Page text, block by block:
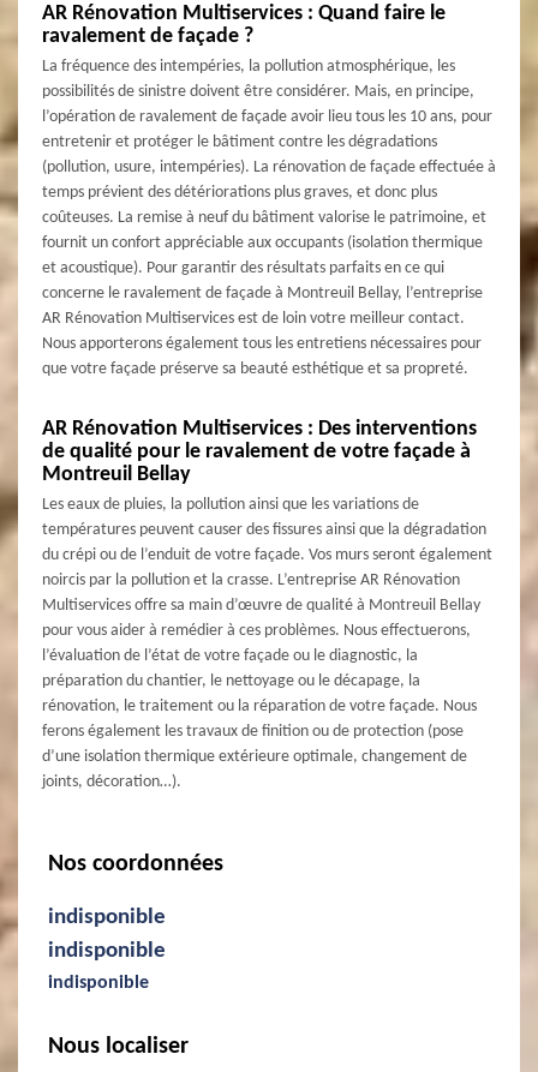
AR Rénovation Multiservices : Quand faire le
ravalement de façade ?
La fréquence des intempéries, la pollution atmosphérique, les
possibilités de sinistre doivent être considérer. Mais, en principe,
l’opération de ravalement de façade avoir lieu tous les 10 ans, pour
entretenir et protéger le bâtiment contre les dégradations
(pollution, usure, intempéries). La rénovation de façade effectuée à
temps prévient des détériorations plus graves, et donc plus
coûteuses. La remise à neuf du bâtiment valorise le patrimoine, et
fournit un confort appréciable aux occupants (isolation thermique
et acoustique). Pour garantir des résultats parfaits en ce qui
concerne le ravalement de façade à Montreuil Bellay, l’entreprise
AR Rénovation Multiservices est de loin votre meilleur contact.
Nous apporterons également tous les entretiens nécessaires pour
que votre façade préserve sa beauté esthétique et sa propreté.
AR Rénovation Multiservices : Des interventions
de qualité pour le ravalement de votre façade à
Montreuil Bellay
Les eaux de pluies, la pollution ainsi que les variations de
températures peuvent causer des fissures ainsi que la dégradation
du crépi ou de l’enduit de votre façade. Vos murs seront également
noircis par la pollution et la crasse. L’entreprise AR Rénovation
Multiservices offre sa main d’œuvre de qualité à Montreuil Bellay
pour vous aider à remédier à ces problèmes. Nous effectuerons,
l’évaluation de l’état de votre façade ou le diagnostic, la
préparation du chantier, le nettoyage ou le décapage, la
rénovation, le traitement ou la réparation de votre façade. Nous
ferons également les travaux de finition ou de protection (pose
d’une isolation thermique extérieure optimale, changement de
joints, décoration…).
Nos coordonnées
indisponible
indisponible
indisponible
Nous localiser